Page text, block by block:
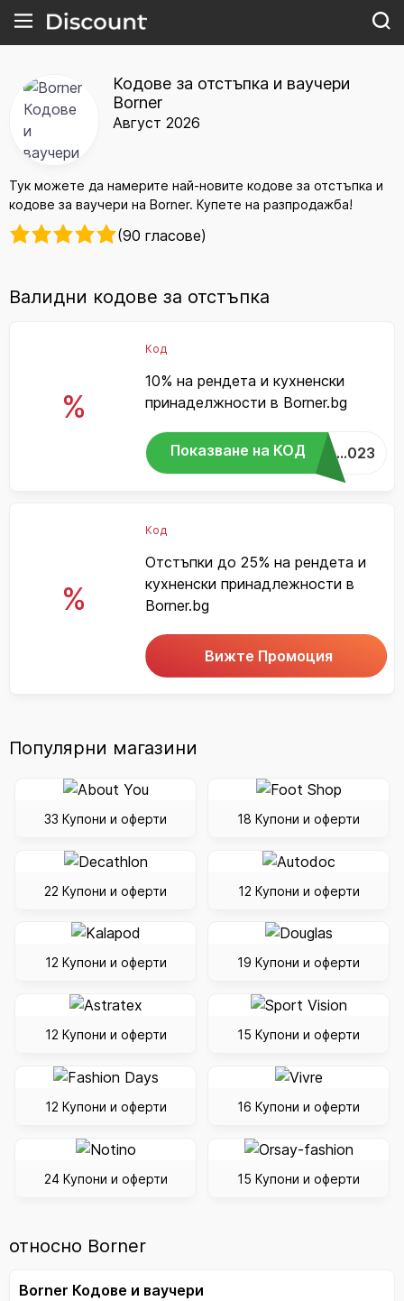
Кодове за отстъпка и ваучери
Borner
Август 2026
Тук можете да намерите най-новите кодове за отстъпка и
кодове за ваучери на Borner. Купете на разпродажба!
(90 гласове)
Валидни кодове за отстъпка
%
Код
10% на рендета и кухненски
принаделжности в Borner.bg
Показване на КОД ...023
%
Код
Отстъпки до 25% на рендета и
кухненски принадлежности в
Borner.bg
Вижте Промоция
Популярни магазини
33 Купони и оферти 18 Купони и оферти
22 Купони и оферти 12 Купони и оферти
12 Купони и оферти 19 Купони и оферти
12 Купони и оферти 15 Купони и оферти
12 Купони и оферти 16 Купони и оферти
24 Купони и оферти 15 Купони и оферти
относно Borner
Borner Кодове и ваучери